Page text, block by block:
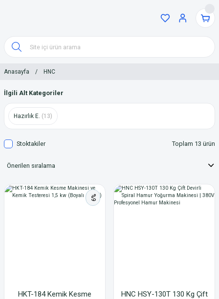
Anasayfa HNC
İlgili Alt Kategoriler
Hazırlık E. (13)
Stoktakiler Toplam 13 ürün
%9
HKT-184 Kemik Kesme
HNC HSY-130T 130 Kg Çift